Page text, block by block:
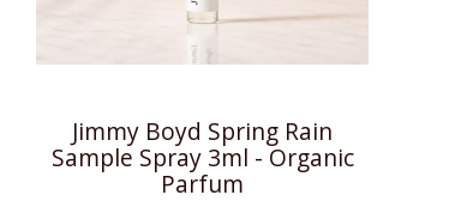
Jimmy Boyd Spring Rain
Sample Spray 3ml - Organic
Parfum